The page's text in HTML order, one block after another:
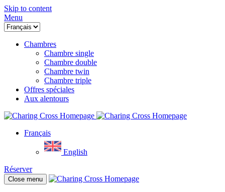
Skip to content
Menu
Chambres
Chambre single
Chambre double
Chambre twin
Chambre triple
Offres spéciales
Aux alentours
Français
English
Réserver
Close menu